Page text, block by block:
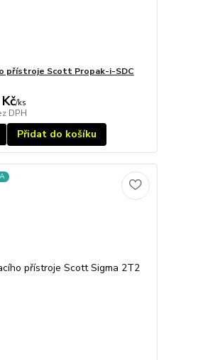
přístroje Scott Propak-i-SDC
/ks
DPH
Přidat do košíku